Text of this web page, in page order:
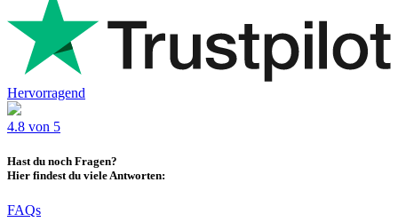
Hervorragend
4.8 von 5
Hast du noch Fragen?
Hier findest du viele Antworten:
FAQs